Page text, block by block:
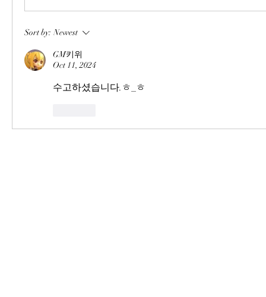
Sort by: Newest
GM키위
Oct 11, 2024
수고하셨습니다.ㅎ_ㅎ